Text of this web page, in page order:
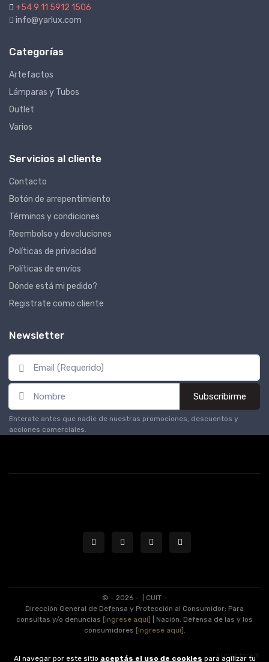
+54 9 11 5912 1506
info@yarlux.com
Categorías
Artefactos
Lámparas y Tubos
Outlet
Varios
Servicios al cliente
Contacto
Botón de arrepentimiento
Términos y condiciones
Reembolso y devoluciones
Políticas de privacidad
Políticas de envíos
Dónde está mi pedido?
Registrate como cliente
Newsletter
Subscribirme
Enterate antes que nadie de nuestras promociones, descuentos y
acciones comerciales.
© - 2026 -
| CUIT -
Dirección General de Defensa y Protección al Consumidor: Para
consultas y/o denuncias [ingrese aquí]
| Nación: Defensa de las y los
consumidores [ingrese aquí] .
nubixstore®
Al navegar por este sitio aceptás el uso de cookies para agilizar tu